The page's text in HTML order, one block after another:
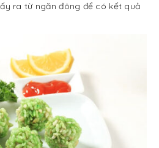
ra từ ngăn đông để có kết quả